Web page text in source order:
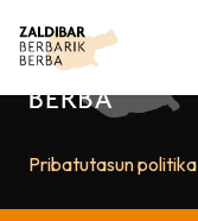
Pribatutasun politika